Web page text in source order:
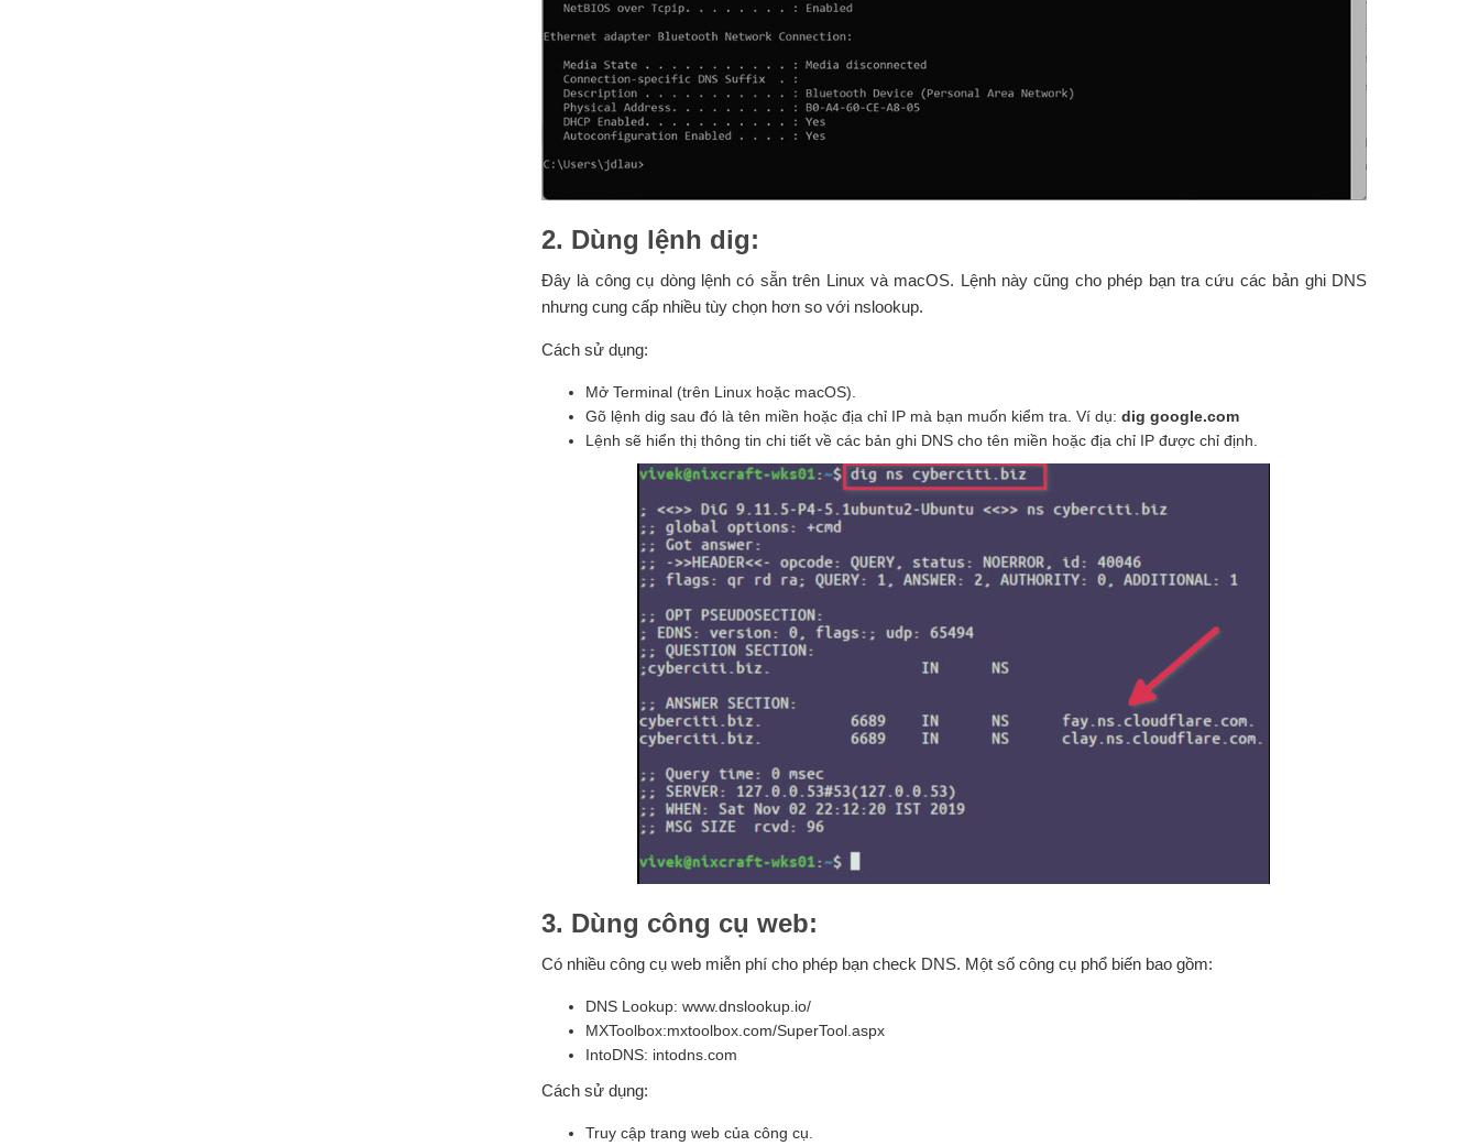
2. Dùng lệnh dig:
Đây là công cụ dòng lệnh có sẵn trên Linux và macOS. Lệnh này cũng cho phép bạn tra cứu các bản ghi DNS
nhưng cung cấp nhiều tùy chọn hơn so với nslookup.
Cách sử dụng:
Mở Terminal (trên Linux hoặc macOS).
Gõ lệnh dig sau đó là tên miền hoặc địa chỉ IP mà bạn muốn kiểm tra. Ví dụ: dig google.com
Lệnh sẽ hiển thị thông tin chi tiết về các bản ghi DNS cho tên miền hoặc địa chỉ IP được chỉ định.
3. Dùng công cụ web:
Có nhiều công cụ web miễn phí cho phép bạn check DNS. Một số công cụ phổ biến bao gồm:
DNS Lookup: www.dnslookup.io/
MXToolbox:mxtoolbox.com/SuperTool.aspx
IntoDNS: intodns.com
Cách sử dụng:
Truy cập trang web của công cụ.